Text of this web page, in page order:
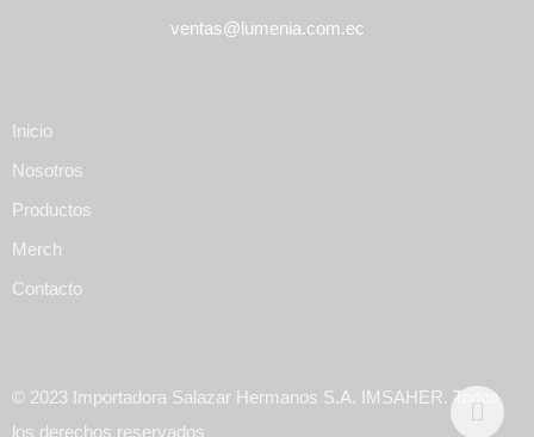
ventas@lumenia.com.ec
Inicio
Nosotros
Productos
Merch
Contacto
© 2023 Importadora Salazar Hermanos S.A. IMSAHER. Todos
los derechos reservados